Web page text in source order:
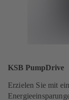
KSB PumpDrive
Erzielen Sie mit